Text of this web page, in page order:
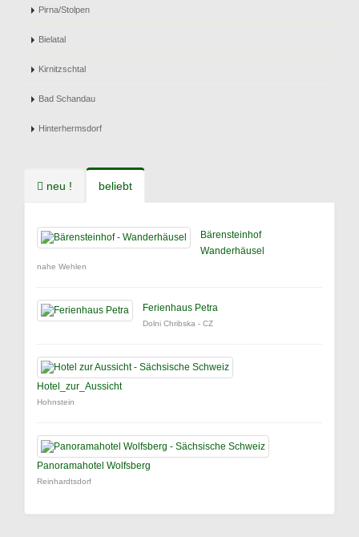
Pirna/Stolpen
Bielatal
Kirnitzschtal
Bad Schandau
Hinterhermsdorf
neu ! beliebt
Bärensteinhof
Wanderhäusel
nahe Wehlen
Ferienhaus Petra
Dolni Chribska - CZ
Hotel_zur_Aussicht
Hohnstein
Panoramahotel Wolfsberg
Reinhardtsdorf